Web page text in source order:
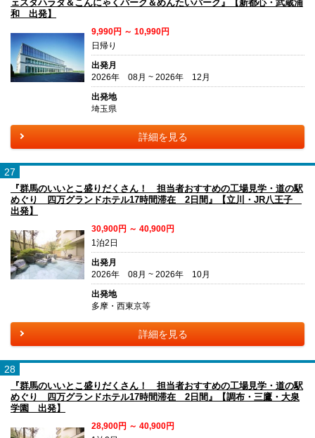
ェスタハラダ＆こんにゃくパーク＆めんたいパーク』【新都心・武蔵浦
和 出発】
9,990円 ～ 10,990円
日帰り
出発月
2026年 08月 ~ 2026年 12月
出発地
埼玉県
詳細を見る
27
『群馬のいいとこ盛りだくさん！ 担当者おすすめの工場見学・道の駅
めぐり 四万グランドホテル17時間滞在 2日間』【立川・JR八王子
出発】
30,900円 ～ 40,900円
1泊2日
出発月
2026年 08月 ~ 2026年 10月
出発地
多摩・西東京等
詳細を見る
28
『群馬のいいとこ盛りだくさん！ 担当者おすすめの工場見学・道の駅
めぐり 四万グランドホテル17時間滞在 2日間』【調布・三鷹・大泉
学園 出発】
28,900円 ～ 40,900円